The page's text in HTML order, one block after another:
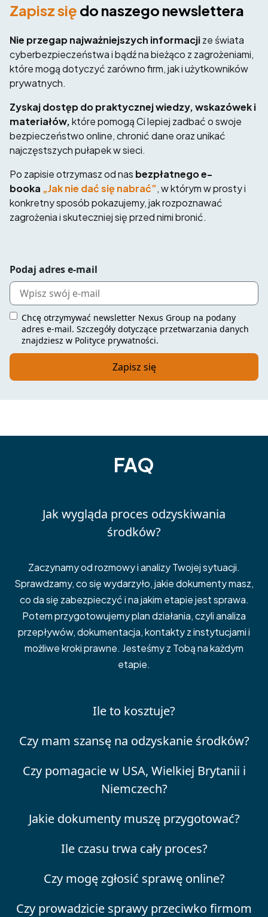
Zapisz się do naszego newslettera
Nie przegap najważniejszych informacjize świata
cyberbezpieczeństwa i bądź na bieżąco z zagrożeniami,
które mogą dotyczyć zarówno firm, jak i użytkowników
prywatnych.
Zyskaj dostęp do praktycznej wiedzy, wskazówek i
materiałów,które pomogą Ci lepiej zadbać o swoje
bezpieczeństwo online, chronić dane oraz unikać
najczęstszych pułapek w sieci.
Po zapisie otrzymasz od nas bezpłatnego e-
booka „Jak nie dać się nabrać”, w którym w prosty i
konkretny sposób pokazujemy, jak rozpoznawać
zagrożenia i skuteczniej się przed nimi bronić.
Podaj adres e-mail
Chcę otrzymywać newsletter Nexus Group na podany
adres e-mail. Szczegóły dotyczące przetwarzania danych
znajdziesz w Polityce prywatności.
FAQ
Jak wygląda proces odzyskiwania
środków?
Zaczynamy od rozmowy i analizy Twojej sytuacji.
Sprawdzamy, co się wydarzyło, jakie dokumenty masz,
co da się zabezpieczyć i na jakim etapie jest sprawa.
Potem przygotowujemy plan działania, czyli analiza
przepływów, dokumentacja, kontakty z instytucjami i
możliwe kroki prawne. Jesteśmy z Tobą na każdym
etapie.
Ile to kosztuje?
Czy mam szansę na odzyskanie środków?
Czy pomagacie w USA, Wielkiej Brytanii i
Niemczech?
Jakie dokumenty muszę przygotować?
Ile czasu trwa cały proces?
Czy mogę zgłosić sprawę online?
Czy prowadzicie sprawy przeciwko firmom